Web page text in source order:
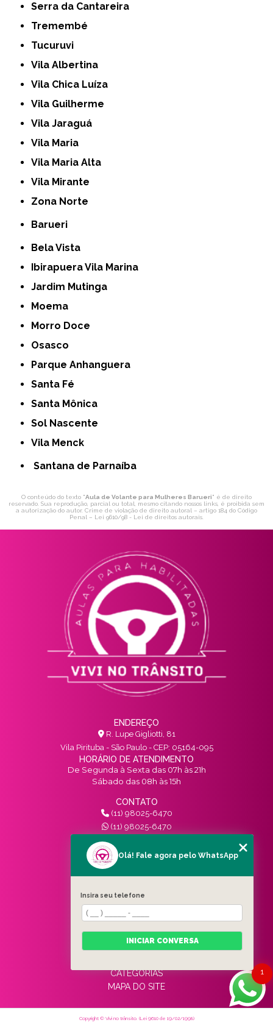
Serra da Cantareira
Tremembé
Tucuruvi
Vila Albertina
Vila Chica Luíza
Vila Guilherme
Vila Jaraguá
Vila Maria
Vila Maria Alta
Vila Mirante
Zona Norte
Barueri
Bela Vista
Ibirapuera Vila Marina
Jardim Mutinga
Moema
Morro Doce
Osasco
Parque Anhanguera
Santa Fé
Santa Mônica
Sol Nascente
Vila Menck
Santana de Parnaíba
O conteúdo do texto "Aula de Volante para Mulheres Barueri" é de direito
reservado. Sua reprodução, parcial ou total, mesmo citando nossos links, é proibida sem
a autorização do autor. Crime de violação de direito autoral – artigo 184 do Código
Penal – Lei 9610/98 - Lei de direitos autorais.
ENDEREÇO
R. Lupe Gigliotti, 81
Vila Pirituba - São Paulo - CEP: 05164-095
HORÁRIO DE ATENDIMENTO
De Segunda à Sexta das 07h às 21h
Sábado das 08h às 15h
CONTATO
(11) 98025-6470
(11) 98025-6470
contato@vivinotransito.com.br
SIGA-NOS!
MENU
HOME
QUEM SOMOS
SERVIÇOS
BLOG
CATEGORIAS
MAPA DO SITE
Copyright © Vivi no trânsito. (Lei 9610 de 19/02/1998)
1
Olá! Fale agora pelo WhatsApp
Insira seu telefone
INICIAR CONVERSA